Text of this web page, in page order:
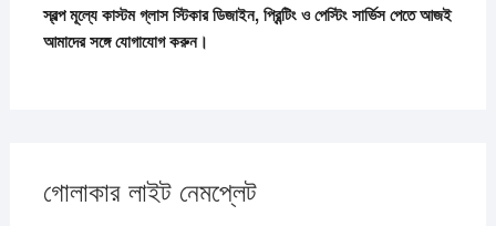
স্বল্প মূল্যে কাস্টম গ্লাস স্টিকার ডিজাইন, প্রিন্টিং ও পেস্টিং সার্ভিস পেতে আজই
আমাদের সঙ্গে যোগাযোগ করুন।
গোলাকার লাইট নেমপ্লেট